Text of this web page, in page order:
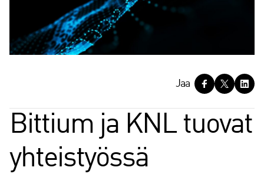
a
Jaa
Bittium ja KNL tuovat
yhteistyössä